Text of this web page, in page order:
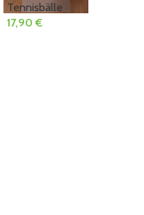
Tennisbälle
17,90€